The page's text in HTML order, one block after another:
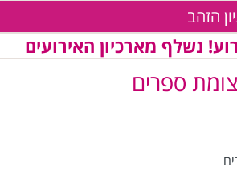
הזהב
נשלף מארכיון האירועים
ספרים